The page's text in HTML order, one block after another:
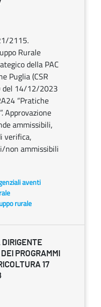
2115.
Rurale
della PAC
Puglia (CSR
del 14/12/2023
“Pratiche
Approvazione
ammissibili,
verifica,
non ammissibili
aventi
rurale
PROGRAMMI
17